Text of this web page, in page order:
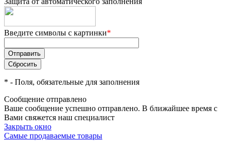
Введите символы с картинки*
* - Поля, обязательные для заполнения
Сообщение отправлено
Ваше сообщение успешно отправлено. В ближайшее время с
Вами свяжется наш специалист
Закрыть окно
Самые продаваемые товары